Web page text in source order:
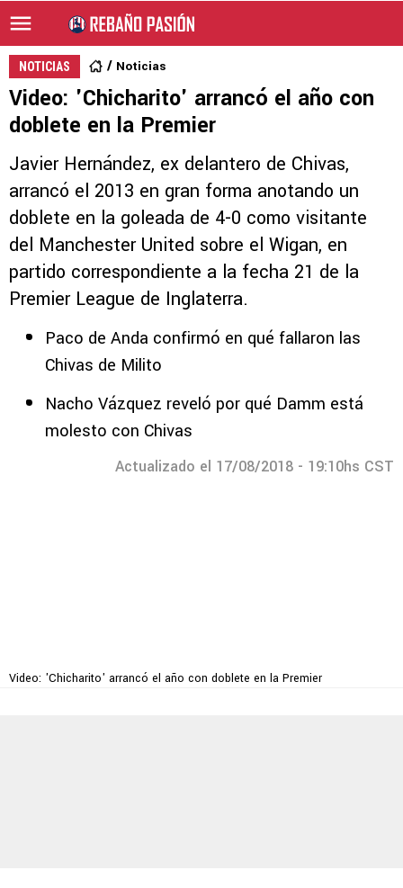
NOTICIAS Noticias
Video: 'Chicharito' arrancó el año con
doblete en la Premier
Javier Hernández, ex delantero de Chivas,
arrancó el 2013 en gran forma anotando un
doblete en la goleada de 4-0 como visitante
del Manchester United sobre el Wigan, en
partido correspondiente a la fecha 21 de la
Premier League de Inglaterra.
Paco de Anda confirmó en qué fallaron las
Chivas de Milito
Nacho Vázquez reveló por qué Damm está
molesto con Chivas
Actualizado el 17/08/2018 - 19:10hs CST
Video: 'Chicharito' arrancó el año con doblete en la Premier